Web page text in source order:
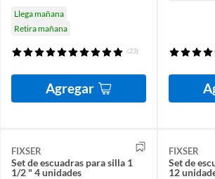
Llega mañana
Retira mañana
(23)
Agregar
FIXSER
Set de escuadras para silla 1
1/2 " 4 unidades
FIXSER
Set de
12